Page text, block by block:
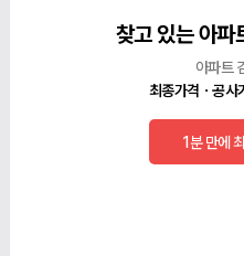
찾고 있는 아파
아파트
최종가격ㆍ공사
1분 만에